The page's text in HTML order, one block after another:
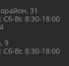
31
Сб-Вс 8:30-18:00
9
Сб-Вс 8:30-18:00